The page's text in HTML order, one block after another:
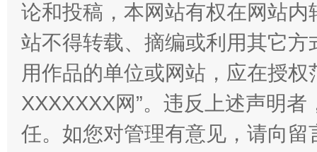
扯下公款旅游的“隐身衣” 如何以
论和投稿，本网站有权在网站
站不得转载、摘编或利用其它
用作品的单位或网站，应在授
XXXXXXX网”。违反上述声明
任。如您对管理有意见，请向